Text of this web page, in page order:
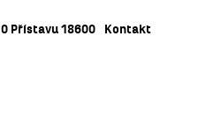
O Přístavu 18600 Kontakt